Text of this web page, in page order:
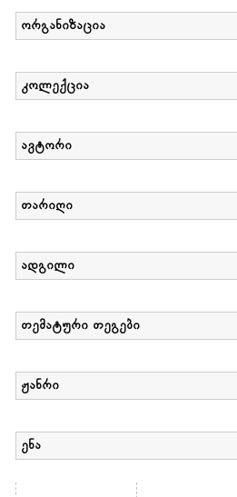
ორგანიზაცია
კოლექცია
ავტორი
თარიღი
ადგილი
თემატური თეგები
ჟანრი
ენა